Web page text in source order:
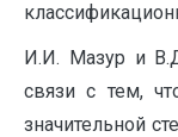
И.И. Мазур и
связи с тем,
значительной